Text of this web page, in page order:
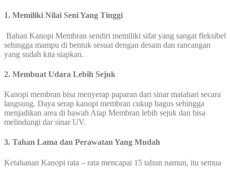
1. Memiliki Nilai Seni Yang Tinggi
Bahan Kanopi Membran sendiri memiliki sifat yang sangat fleksibel
sehingga mampu di bentuk sesuai dengan desain dan rancangan
yang sudah kita siapkan.
2. Membuat Udara Lebih Sejuk
Kanopi membran bisa menyerap paparan dari sinar matahari secara
langsung. Daya serap kanopi membran cukup bagus sehingga
menjadikan area di bawah Atap Membran lebih sejuk dan bisa
melindungi dar sinar UV.
3. Tahan Lama dan Perawatan Yang Mudah
Ketahanan Kanopi rata – rata mencapai 15 tahun namun, itu semua